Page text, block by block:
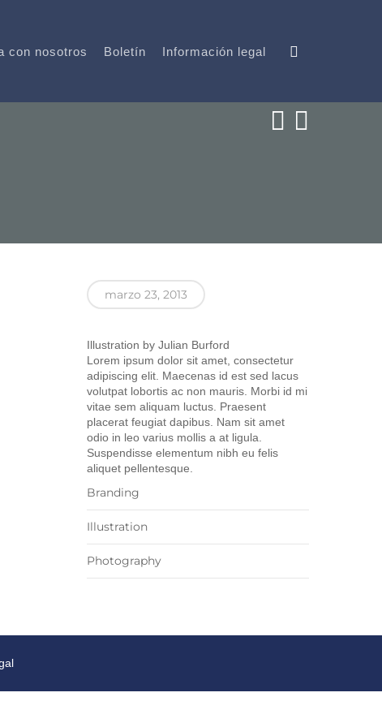
con nosotros Boletín Información legal
marzo 23, 2013
Illustration by Julian Burford
Lorem ipsum dolor sit amet, consectetur
adipiscing elit. Maecenas id est sed lacus
volutpat lobortis ac non mauris. Morbi id mi
vitae sem aliquam luctus. Praesent
placerat feugiat dapibus. Nam sit amet
odio in leo varius mollis a at ligula.
Suspendisse elementum nibh eu felis
aliquet pellentesque.
Branding
Illustration
Photography